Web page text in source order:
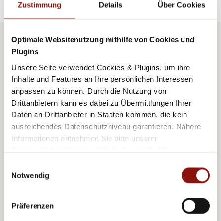
Zustimmung Details Über Cookies
Optimale Websitenutzung mithilfe von Cookies und
Plugins
Unsere Seite verwendet Cookies & Plugins, um ihre
Inhalte und Features an Ihre persönlichen Interessen
anpassen zu können. Durch die Nutzung von
Drittanbietern kann es dabei zu Übermittlungen Ihrer
Daten an Drittanbieter in Staaten kommen, die kein
ausreichendes Datenschutzniveau garantieren. Nähere
Informationen entnehmen Sie bitte unserer
Cookies und Drittanbietern (inkl. Drittstaaten-
Notwendig
Präferenzen
AUTOR
RONNI
Fiaker mit einer Schwäche für Literatur und
Stadt zu zeigen und Ihnen auch mal Geschichten zu